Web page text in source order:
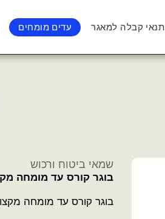
תנאי קבלה למאגר עדים מומחים
שמאי ביטוח ורכוש
בוגר קורס עד מומחה מקצועי
בוגר קורס עד מומחה